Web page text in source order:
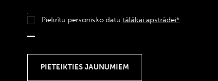
Piekrītu personisko datu tālākai apstrādei*